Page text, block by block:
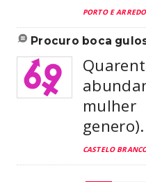
PORTO E
procuro boca
CASTELO